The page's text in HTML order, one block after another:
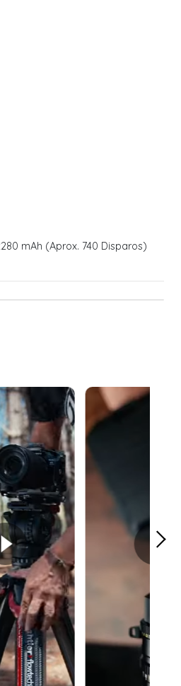
mAh (Aprox. 740 Disparos)